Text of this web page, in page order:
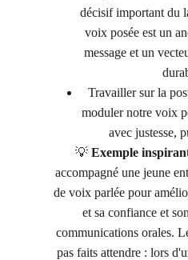
décisif important du
voix posée est un
message et un
Travailler sur la
moduler notre voix
avec justesse,
💡 Exemple
accompagné une jeune
de voix parlée pour
et sa confiance et
communications orales.
pas faits attendre : lors